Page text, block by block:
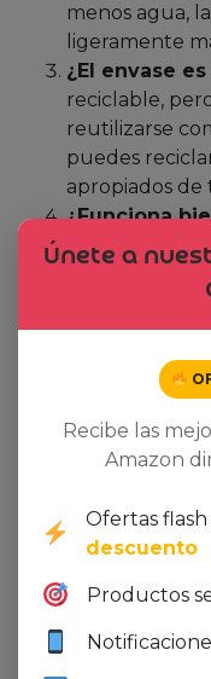
menos agua,
ligeramente
¿El envase
reciclable,
reutilizarse
puedes
apropiados de
¿Funciona
formulación
eficazmente
acumulación
suavidad de la
¿Hay riesgo
No se
indican que la
visibles,
Veredicto
Ecológicocombina
cuidar la piel de tu
Únete a
Recibe las
Amazon
Ofertas
descuento
Productos